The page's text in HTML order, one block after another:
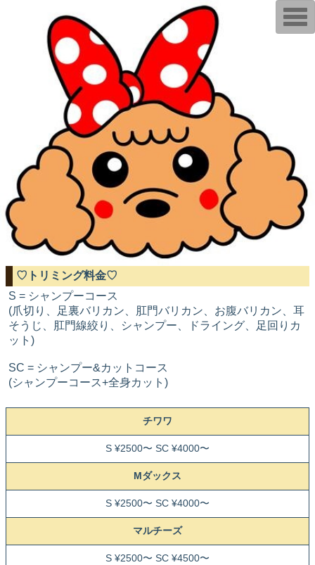
♡トリミング料金♡
S = シャンプーコース
(爪切り、足裏バリカン、肛門バリカン、お腹バリカン、耳
そうじ、肛門線絞り、シャンプー、ドライング、足回りカ
ット)
SC = シャンプー&カットコース
(シャンプーコース+全身カット)
チワワ
S ¥2500〜 SC ¥4000〜
Mダックス
S ¥2500〜 SC ¥4000〜
マルチーズ
S ¥2500〜 SC ¥4500〜
T
o
g
o
n